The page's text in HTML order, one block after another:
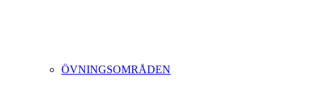
ÖVNINGSOMRÅDEN